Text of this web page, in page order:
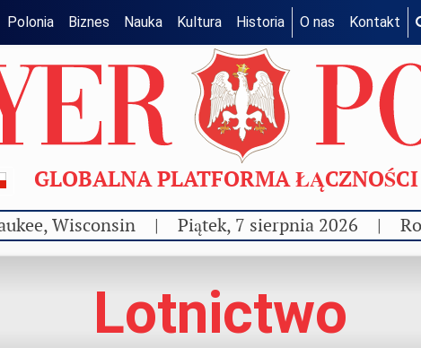
Polonia Biznes Nauka Kultura Historia O nas Kontakt
GLOBALNA PLATFORMA
Wisconsin | Piątek, 7 sierpnia 2026 |
Lotnictwo